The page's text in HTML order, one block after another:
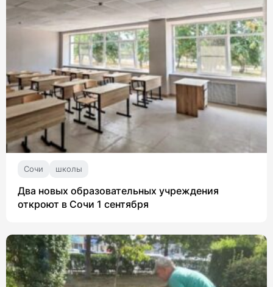
Сочи школы
Два новых образовательных учреждения
откроют в Сочи 1 сентября